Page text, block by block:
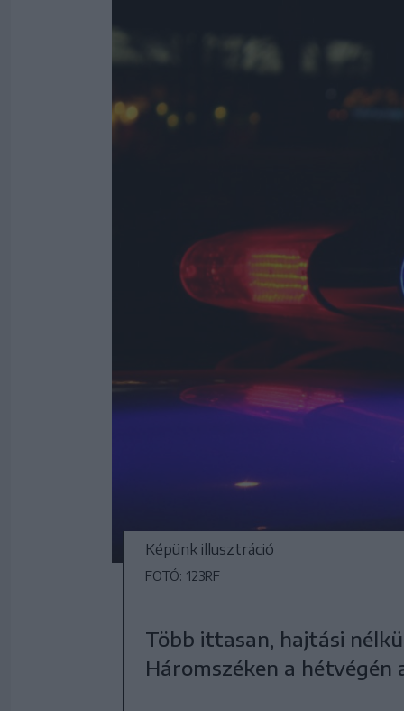
Képünk illusztráció
FOTÓ: 123RF
Több ittasan, hajtási
Háromszéken a hétvégén